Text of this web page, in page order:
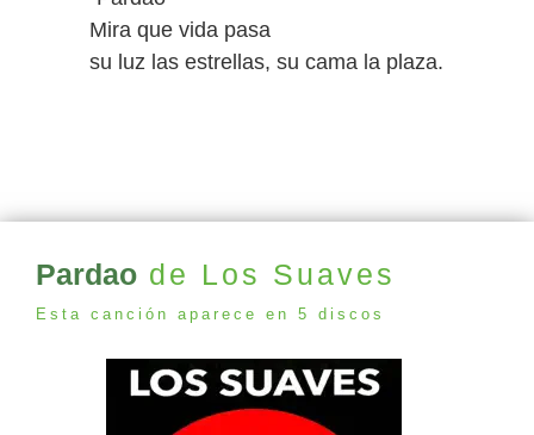
Mira que vida pasa
su luz las estrellas, su cama la plaza.
Pardao de Los Suaves
Esta canción aparece en 5 discos